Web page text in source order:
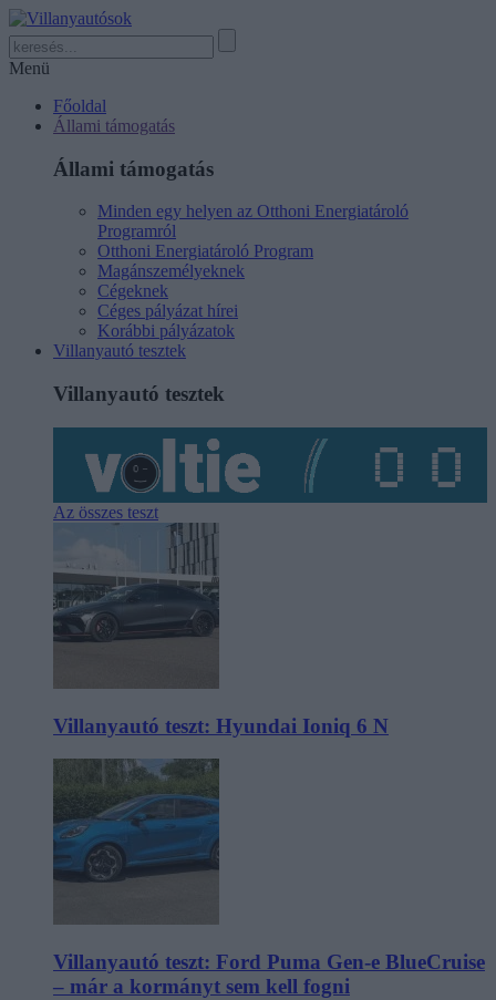
Menü
Főoldal
Állami támogatás
Állami támogatás
Minden egy helyen az Otthoni Energiatároló
Programról
Otthoni Energiatároló Program
Magánszemélyeknek
Cégeknek
Céges pályázat hírei
Korábbi pályázatok
Villanyautó tesztek
Villanyautó tesztek
Az összes teszt
Villanyautó teszt: Hyundai Ioniq 6 N
Villanyautó teszt: Ford Puma Gen-e BlueCruise
– már a kormányt sem kell fogni